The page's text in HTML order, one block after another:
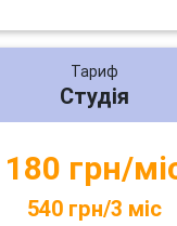
Тариф
Студія
180 грн/
540 грн/3 міс